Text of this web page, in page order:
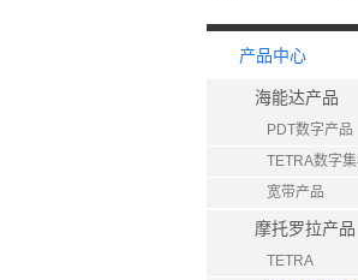
产品中心
海能达产品
PDT数字产品
TETRA数字
宽带产品
摩托罗拉产品
TETRA